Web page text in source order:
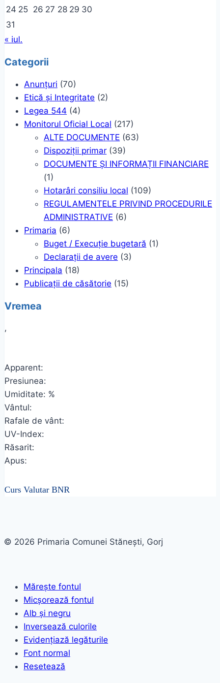
24 25 26 27 28 29 30
31
« iul.
Categorii
Anunțuri (70)
Etică și Integritate (2)
Legea 544 (4)
Monitorul Oficial Local (217)
ALTE DOCUMENTE (63)
Dispoziții primar (39)
DOCUMENTE ȘI INFORMAȚII FINANCIARE
(1)
Hotarâri consiliu local (109)
REGULAMENTELE PRIVIND PROCEDURILE
ADMINISTRATIVE (6)
Primaria (6)
Buget / Execuție bugetară (1)
Declarații de avere (3)
Principala (18)
Publicații de căsătorie (15)
Vremea
,
Apparent:
Presiunea:
Umiditate: %
Vântul:
Rafale de vânt:
UV-Index:
Răsarit:
Apus:
Curs Valutar BNR
© 2026 Primaria Comunei Stănești, Gorj
Mărește fontul
Micșorează fontul
Alb și negru
Inversează culorile
Evidențiază legăturile
Font normal
Resetează